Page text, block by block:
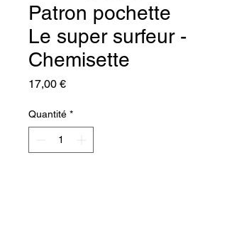
Patron pochette
Le super surfeur -
Chemisette
17,00 €Prix
Quantité *